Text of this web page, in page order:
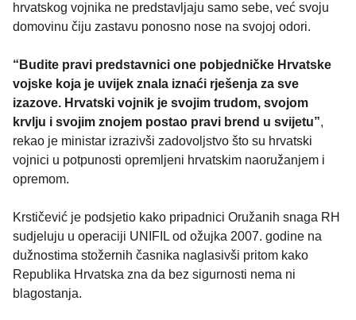
hrvatskog vojnika ne predstavljaju samo sebe, već svoju
domovinu čiju zastavu ponosno nose na svojoj odori.
“Budite pravi predstavnici one pobjedničke Hrvatske
vojske koja je uvijek znala iznaći rješenja za sve
izazove. Hrvatski vojnik je svojim trudom, svojom
krvlju i svojim znojem postao pravi brend u svijetu”,
rekao je ministar izrazivši zadovoljstvo što su hrvatski
vojnici u potpunosti opremljeni hrvatskim naoružanjem i
opremom.
Krstičević je podsjetio kako pripadnici Oružanih snaga RH
sudjeluju u operaciji UNIFIL od ožujka 2007. godine na
dužnostima stožernih časnika naglasivši pritom kako
Republika Hrvatska zna da bez sigurnosti nema ni
blagostanja.